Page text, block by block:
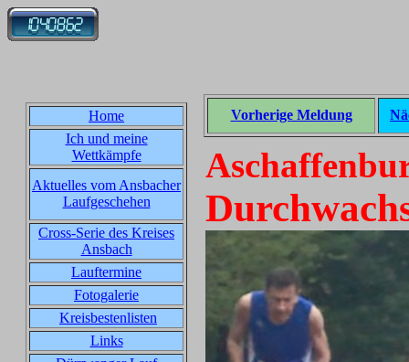
Home
Ich und meine
Wettkämpfe
Aktuelles vom Ansbacher
Laufgeschehen
Cross-Serie des Kreises
Ansbach
Lauftermine
Fotogalerie
Kreisbestenlisten
Links
Vorherige Meldung